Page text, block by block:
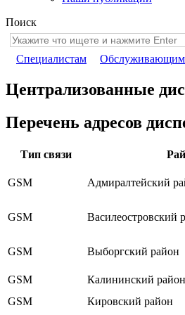
Поиск
Специалистам Обслуживающим
Централизованные
Перечень адресов
Тип связи
GSM Адмиралтейский
GSM Василеостровский
GSM Выборгский район
GSM
Калининский район
GSM
Кировский район